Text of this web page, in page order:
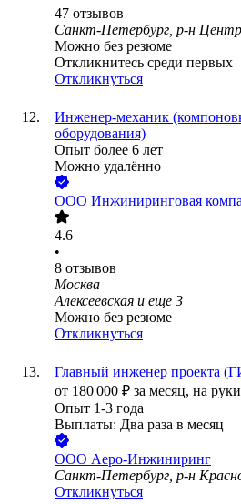
47 отзывов
Санкт-Петербург, р-н
Можно без резюме
Откликнитесь среди первых
Откликнуться
Инженер-механик
оборудования)
Опыт более 6 лет
Можно удалённо
ООО Инжиниринговая
4.6
•
8 отзывов
Москва
Алексеевская и еще 3
Можно без резюме
Откликнуться
Главный инженер проекта
от 180 000 ₽ за месяц, на руки
Опыт 1-3 года
Выплаты: Два раза в месяц
ООО Аеро-Инжиниринг
Санкт-Петербург, р-н
Откликнуться